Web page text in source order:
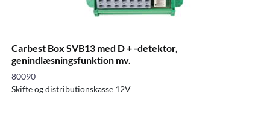
Carbest Box SVB13 med D + -detektor,
genindlæsningsfunktion mv.
80090
Skifte og distributionskasse 12V